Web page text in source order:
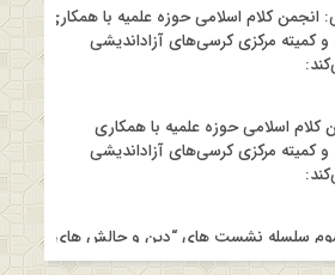
انجمن کلام اسلامی حوزه علمیه با همکاری
کمیته مرکزی کرسی‌های آزاداندیشی
اسلامی حوزه علمیه با همکاری
کمیته مرکزی کرسی‌های آزاداندیشی
سلسله نشست های “دین و چالش های
های اعتقادی” برگزار می شود.